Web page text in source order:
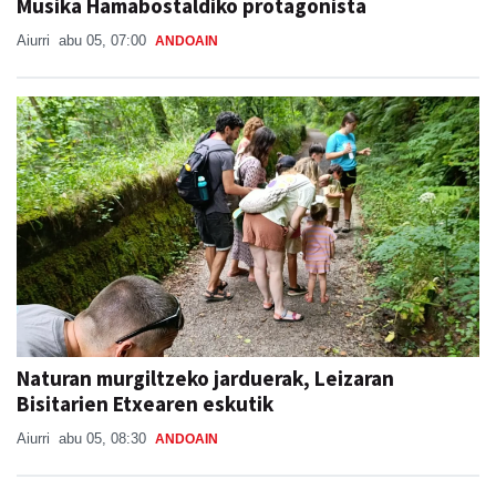
Aiurri abu 05, 07:00 ANDOAIN
Naturan murgiltzeko jarduerak, Leizaran
Bisitarien Etxearen eskutik
Aiurri abu 05, 08:30 ANDOAIN